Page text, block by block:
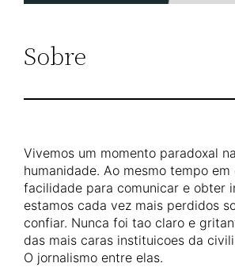
Sobre
Vivemos um momento paradoxal
humanidade. Ao mesmo tempo
facilidade para comunicar e obter
estamos cada vez mais perdidos
confiar. Nunca foi tao claro e
das mais caras instituicoes da
O jornalismo entre elas.